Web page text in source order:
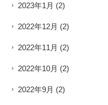
2023年1月 (2)
2022年12月 (2)
2022年11月 (2)
2022年10月 (2)
2022年9月 (2)